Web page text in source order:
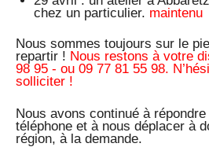
chez un particulier. maintenu
Nous sommes toujours sur le
repartir ! Nous restons à votre
98 95 - ou 09 77 81 55 98.
solliciter !
Nous avons continué à
téléphone et à nous déplacer à
région, à la demande.